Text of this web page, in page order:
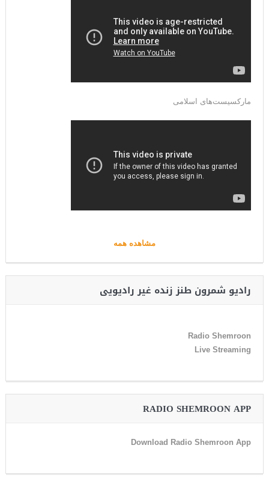
مارکسیست‌های اسلامی
مشاهده همه
رادیو شمرون طنز زنده غیر رادیویی
Radio Shemroon
Live Streaming
RADIO SHEMROON APP
Download Radio Shemroon App